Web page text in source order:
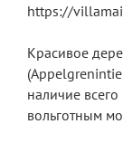
https://
Красивое
наличие
вольготным